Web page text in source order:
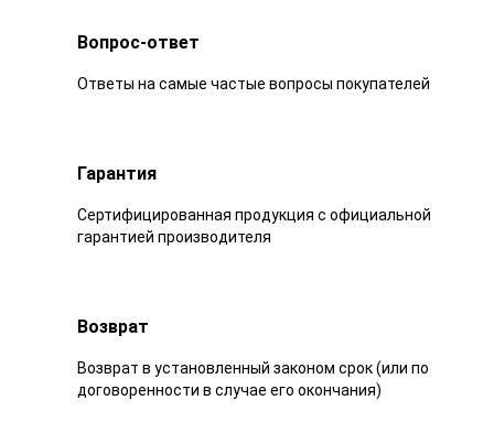
Вопрос-ответ
Ответы на самые частые вопросы покупателей
Гарантия
Сертифицированная продукция с официальной
гарантией производителя
Возврат
Возврат в установленный законом срок (или по
договоренности в случае его окончания)